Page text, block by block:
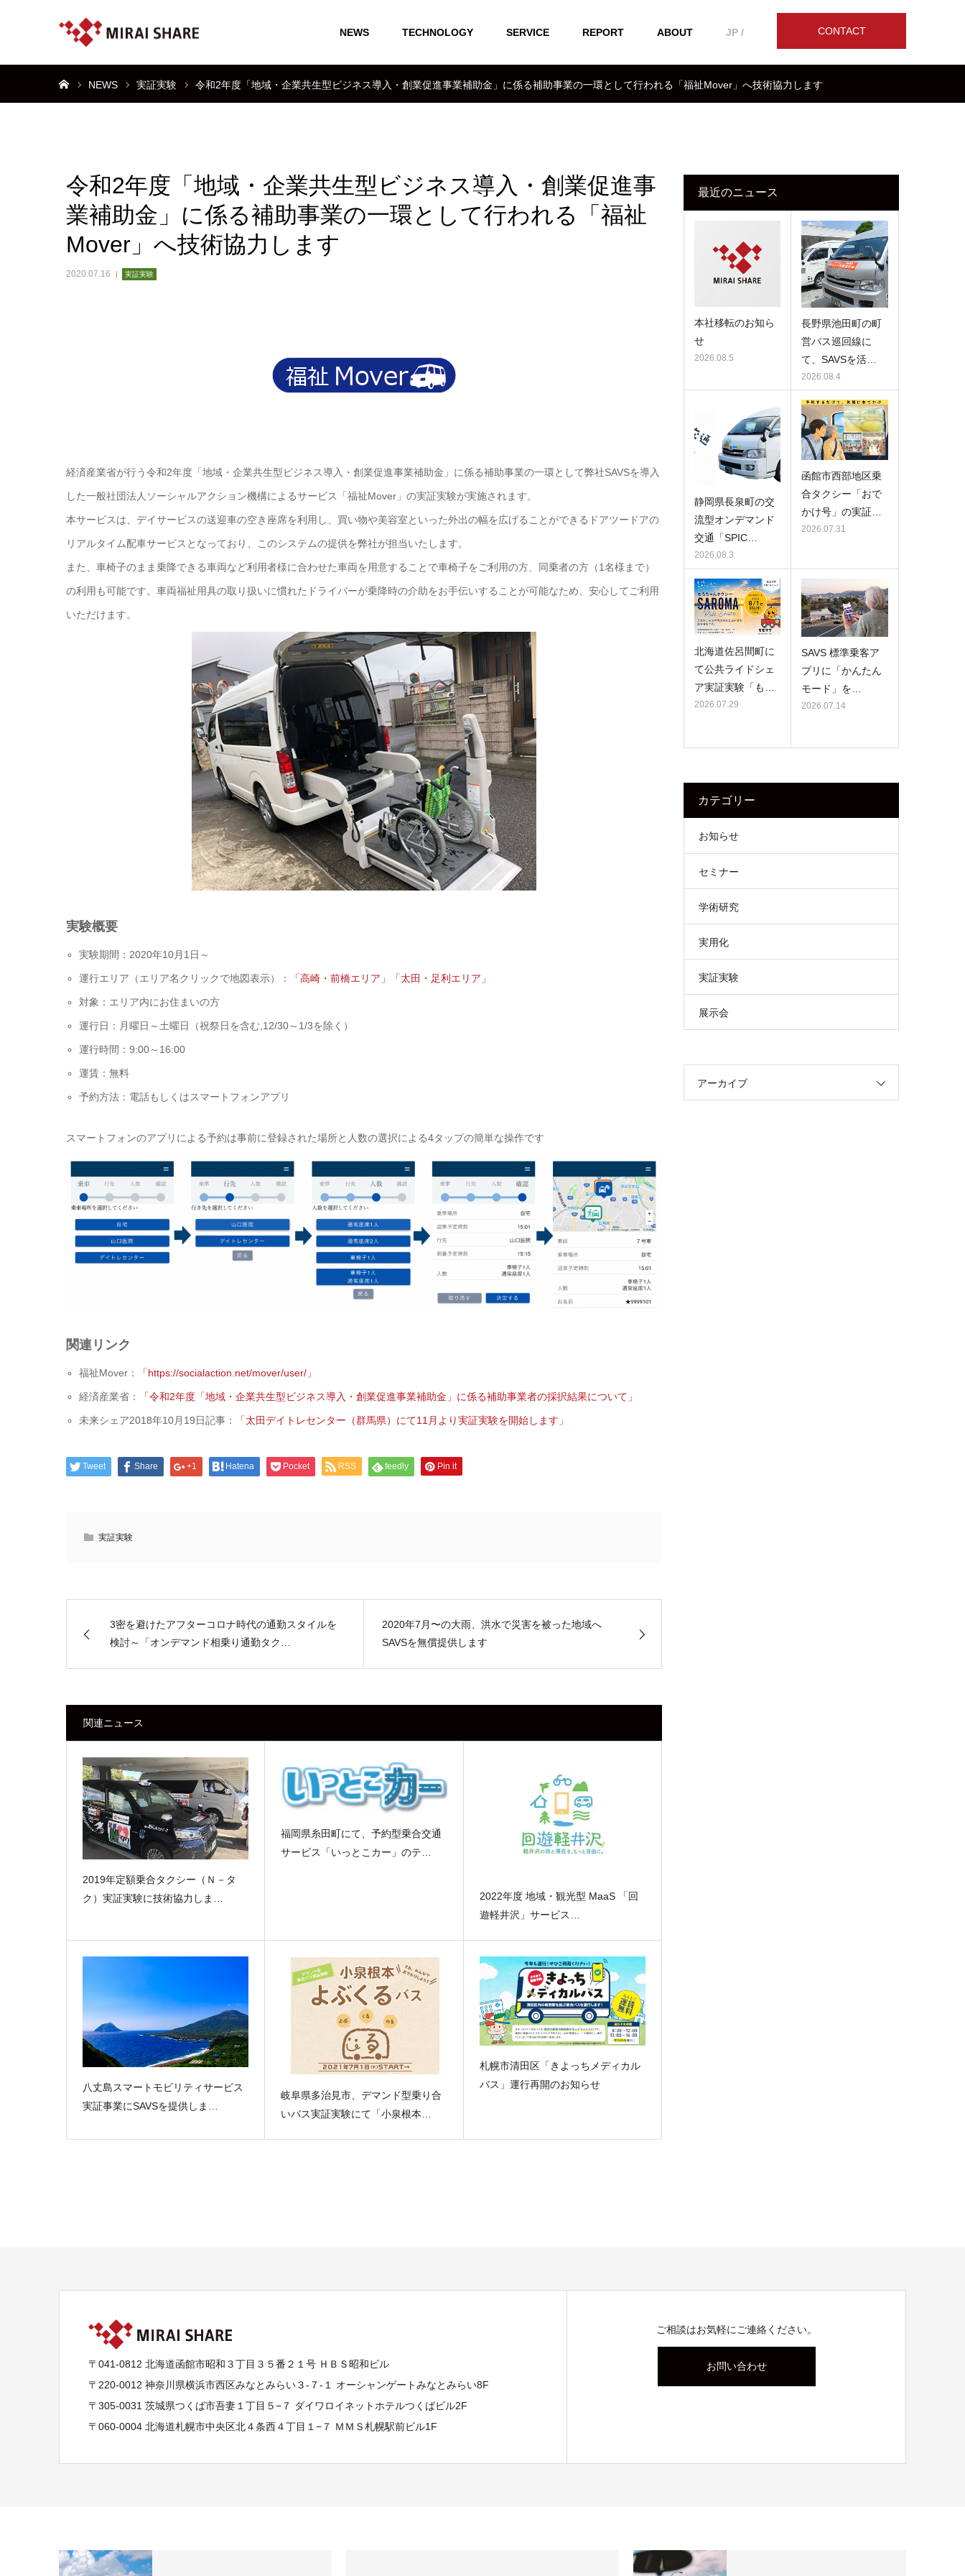
CONTACT
NEWS TECHNOLOGY SERVICE REPORT ABOUT JP /
NEWS 実証実験 令和2年度「地域・企業共生型ビジネス導入・創業促進事業補助金」に係る補助事業の一環として行われる「福祉Mover」へ技術協力します
令和2年度「地域・企業共生型ビジネス導入・創業促進事
業補助金」に係る補助事業の一環として行われる「福祉
Mover」へ技術協力します
2020.07.16 実証実験
経済産業省が行う令和2年度「地域・企業共生型ビジネス導入・創業促進事業補助金」に係る補助事業の一環として弊社SAVSを導入
した一般社団法人ソーシャルアクション機構によるサービス「福祉Mover」の実証実験が実施されます。
本サービスは、デイサービスの送迎車の空き座席を利用し、買い物や美容室といった外出の幅を広げることができるドアツードアの
リアルタイム配車サービスとなっており、このシステムの提供を弊社が担当いたします。
また、車椅子のまま乗降できる車両など利用者様に合わせた車両を用意することで車椅子をご利用の方、同乗者の方（1名様まで）
の利用も可能です。車両福祉用具の取り扱いに慣れたドライバーが乗降時の介助をお手伝いすることが可能なため、安心してご利用
いただけます。
実験概要
実験期間：2020年10月1日～
運行エリア（エリア名クリックで地図表示）： 「高崎・前橋エリア」 「太田・足利エリア」
対象：エリア内にお住まいの方
運行日：月曜日～土曜日（祝祭日を含む,12/30～1/3を除く）
運行時間：9:00～16:00
運賃：無料
予約方法：電話もしくはスマートフォンアプリ
スマートフォンのアプリによる予約は事前に登録された場所と人数の選択による4タップの簡単な操作です
関連リンク
福祉Mover： 「https://socialaction.net/mover/user/」
経済産業省： 「令和2年度「地域・企業共生型ビジネス導入・創業促進事業補助金」に係る補助事業者の採択結果について」
未来シェア2018年10月19日記事： 「太田デイトレセンター（群馬県）にて11月より実証実験を開始します」
Tweet Share +1 Hatena Pocket RSS feedly Pin it
実証実験
3密を避けたアフターコロナ時代の通勤スタイルを
検討～「オンデマンド相乗り通勤タク…
2020年7月〜の大雨、洪水で災害を被った地域へ
SAVSを無償提供します
関連ニュース
2019年定額乗合タクシー（Ｎ－タ
ク）実証実験に技術協力しま…
福岡県糸田町にて、予約型乗合交通
サービス「いっとこカー」のテ…
2022年度 地域・観光型 MaaS 「回
遊軽井沢」サービス…
八丈島スマートモビリティサービス
実証事業にSAVSを提供しま…
岐阜県多治見市、デマンド型乗り合
いバス実証実験にて「小泉根本…
札幌市清田区「きよっちメディカル
バス」運行再開のお知らせ
最近のニュース
本社移転のお知ら
せ
2026.08.5
長野県池田町の町
営バス巡回線に
て、SAVSを活…
2026.08.4
静岡県長泉町の交
流型オンデマンド
交通「SPIC…
2026.08.3
函館市西部地区乗
合タクシー「おで
かけ号」の実証…
2026.07.31
北海道佐呂間町に
て公共ライドシェ
ア実証実験「も…
2026.07.29
SAVS 標準乗客ア
プリに「かんたん
モード」を…
2026.07.14
カテゴリー
お知らせ
セミナー
学術研究
実用化
実証実験
展示会
アーカイブ
〒041-0812 北海道函館市昭和３丁目３５番２１号 ＨＢＳ昭和ビル
〒220-0012 神奈川県横浜市西区みなとみらい３-７-１ オーシャンゲートみなとみらい8F
〒305-0031 茨城県つくば市吾妻１丁目５−７ ダイワロイネットホテルつくばビル2F
〒060-0004 北海道札幌市中央区北４条西４丁目１−７ ＭＭＳ札幌駅前ビル1F
ご相談はお気軽にご連絡ください。
お問い合わせ